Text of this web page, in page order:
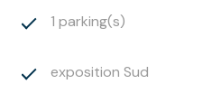
1 parking(s)
exposition Sud